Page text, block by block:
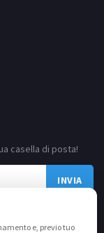
e, previo tuo
casella di posta!